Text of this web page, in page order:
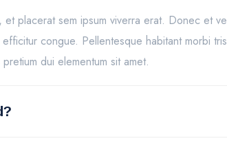
placerat sem ipsum viverra erat. Donec et
congue. Pellentesque habitant morbi
dui elementum sit amet.